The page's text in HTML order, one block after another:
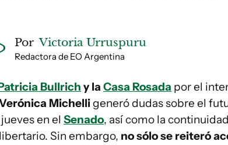
Por Victoria Urruspuru
Redactora de EO Argentina
Bullrich y la Casa Rosada por el
Michelli generó dudas sobre el
en el Senado, así como la
Sin embargo, no sólo se reiteró